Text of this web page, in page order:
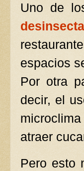
Uno de
espacios
Por otra
decir, el
atraer
Pero esto